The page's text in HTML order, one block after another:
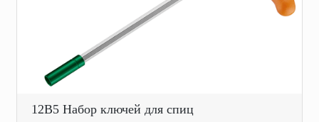
12B5 Набор ключей для спиц